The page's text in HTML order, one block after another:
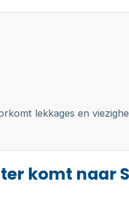
lekkages en
komt naar